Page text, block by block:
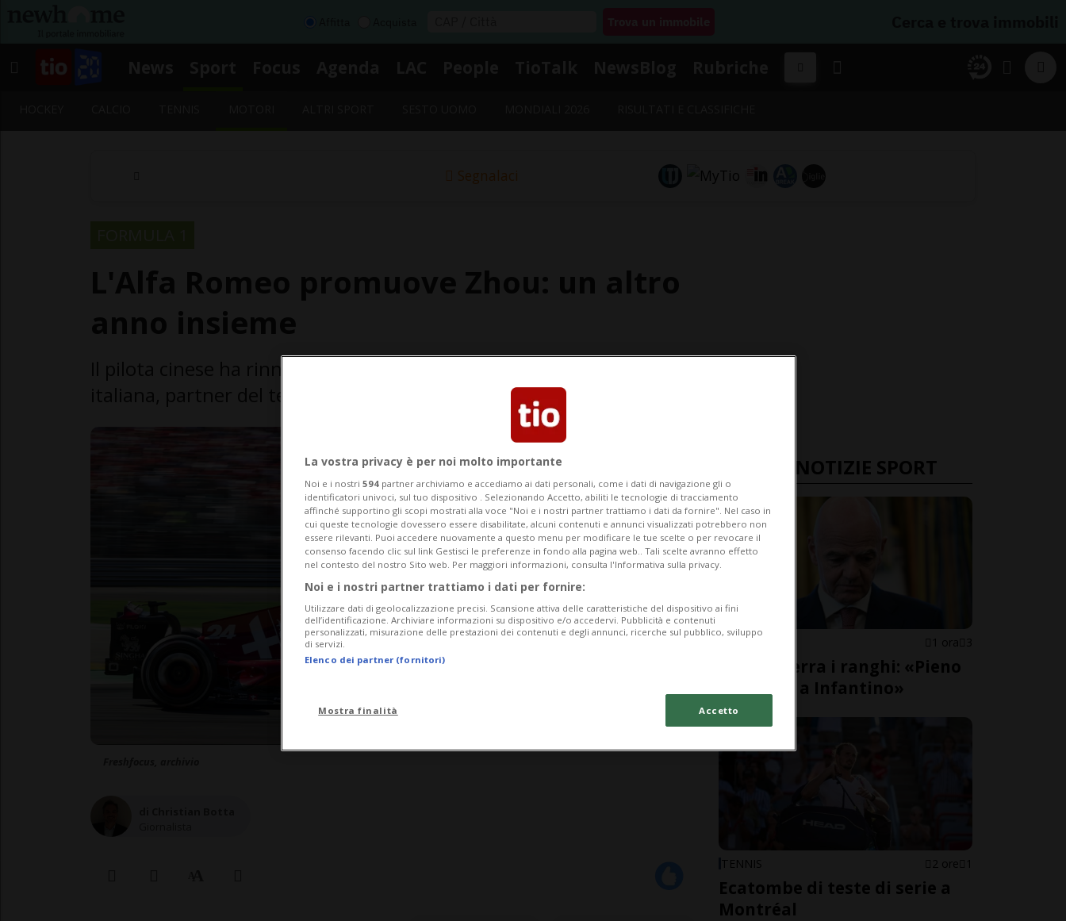
Segnalaci
ULTIME NOTIZIE SPORT
1 ora 3
La FIFA serra i ranghi: «Pieno
sostegno a Infantino»
TENNIS 2 ore 1
Ecatombe di teste di serie a
Montréal
La vostra privacy è per noi molto importante
Noi e i nostri 594 partner archiviamo e accediamo ai dati personali, come i dati di navigazione gli o
identificatori univoci, sul tuo dispositivo . Selezionando Accetto, abiliti le tecnologie di tracciamento
affinché supportino gli scopi mostrati alla voce "Noi e i nostri partner trattiamo i dati da fornire". Nel caso in
cui queste tecnologie dovessero essere disabilitate, alcuni contenuti e annunci visualizzati potrebbero non
essere rilevanti. Puoi accedere nuovamente a questo menu per modificare le tue scelte o per revocare il
consenso facendo clic sul link Gestisci le preferenze in fondo alla pagina web.. Tali scelte avranno effetto
nel contesto del nostro Sito web. Per maggiori informazioni, consulta l'Informativa sulla privacy.
Noi e i nostri partner trattiamo i dati per fornire:
Utilizzare dati di geolocalizzazione precisi. Scansione attiva delle caratteristiche del dispositivo ai fini
dell’identificazione. Archiviare informazioni su dispositivo e/o accedervi. Pubblicità e contenuti
personalizzati, misurazione delle prestazioni dei contenuti e degli annunci, ricerche sul pubblico, sviluppo
di servizi.
Elenco dei partner (fornitori)
Mostra finalità Accetto